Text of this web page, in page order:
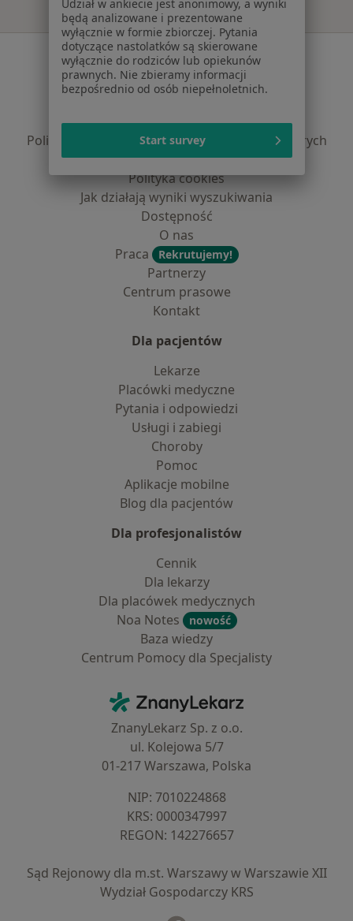
Serwis
Regulamin
Polityka prywatności profesjonalistów
Polityka prywatności dla profesjonalistów, których
dane pozyskaliśmy samodzielnie
Polityka cookies
Jak działają wyniki wyszukiwania
Dostępność
O nas
Praca
Rekrutujemy!
Partnerzy
Centrum prasowe
Kontakt
Dla pacjentów
Lekarze
Placówki medyczne
Pytania i odpowiedzi
Usługi i zabiegi
Choroby
Pomoc
Aplikacje mobilne
Blog dla pacjentów
Dla profesjonalistów
Cennik
Dla lekarzy
Dla placówek medycznych
Noa Notes
nowość
Baza wiedzy
Centrum Pomocy dla Specjalisty
ZnanyLekarz - Strona główna
ZnanyLekarz Sp. z o.o.
ul. Kolejowa 5/7
01-217 Warszawa, Polska
NIP: ⁠7010224868
KRS: ⁠0000347997
REGON: ⁠142276657
Sąd Rejonowy dla m.st. Warszawy w Warszawie XII
Wydział Gospodarczy KRS
Udział w ankiecie jest anonimowy, a wyniki
będą analizowane i prezentowane
wyłącznie w formie zbiorczej. Pytania
dotyczące nastolatków są skierowane
wyłącznie do rodziców lub opiekunów
prawnych. Nie zbieramy informacji
bezpośrednio od osób niepełnoletnich.
Start survey